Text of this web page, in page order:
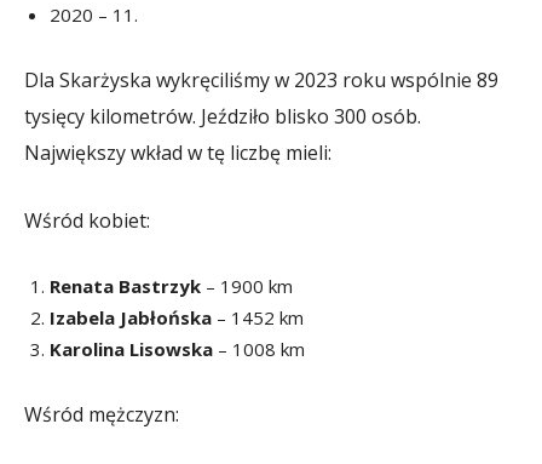
2020 – 11.
Dla Skarżyska wykręciliśmy w 2023 roku wspólnie 89
tysięcy kilometrów. Jeździło blisko 300 osób.
Największy wkład w tę liczbę mieli:
Wśród kobiet:
Renata Bastrzyk – 1900 km
Izabela Jabłońska – 1452 km
Karolina Lisowska – 1008 km
Wśród mężczyzn: